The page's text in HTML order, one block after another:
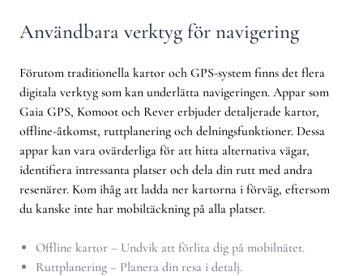
Användbara verktyg för navigering
Förutom traditionella kartor och GPS-system finns det flera
digitala verktyg som kan underlätta navigeringen. Appar som
Gaia GPS, Komoot och Rever erbjuder detaljerade kartor,
offline-åtkomst, ruttplanering och delningsfunktioner. Dessa
appar kan vara ovärderliga för att hitta alternativa vägar,
identifiera intressanta platser och dela din rutt med andra
resenärer. Kom ihåg att ladda ner kartorna i förväg, eftersom
du kanske inte har mobiltäckning på alla platser.
Offline kartor – Undvik att förlita dig på mobilnätet.
Ruttplanering – Planera din resa i detalj.